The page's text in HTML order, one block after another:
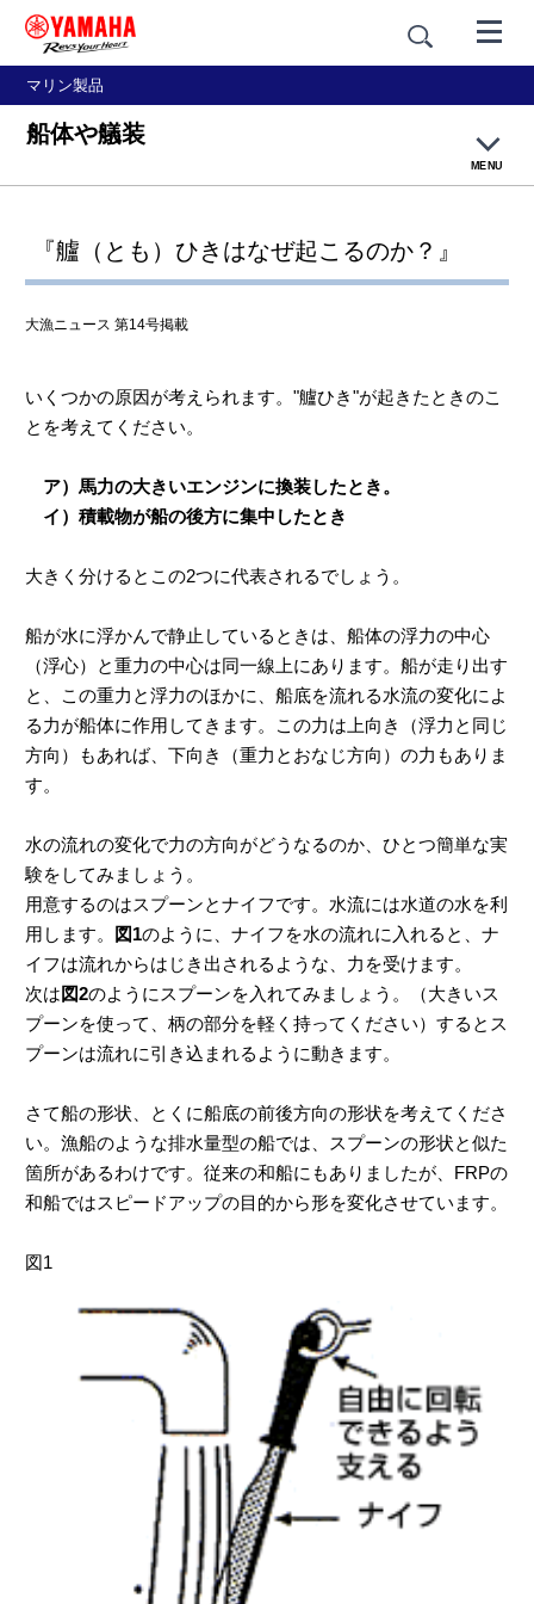
マリン製品
船体や艤装
MENU
釣り漁
養殖
『艫（とも）ひきはなぜ起こるのか？』
大漁ニュース 第14号掲載
いくつかの原因が考えられます。"艫ひき"が起きたときのこ
とを考えてください。
ア）馬力の大きいエンジンに換装したとき。
イ）積載物が船の後方に集中したとき
大きく分けるとこの2つに代表されるでしょう。
船が水に浮かんで静止しているときは、船体の浮力の中心
（浮心）と重力の中心は同一線上にあります。船が走り出す
と、この重力と浮力のほかに、船底を流れる水流の変化によ
る力が船体に作用してきます。この力は上向き（浮力と同じ
方向）もあれば、下向き（重力とおなじ方向）の力もありま
す。
水の流れの変化で力の方向がどうなるのか、ひとつ簡単な実
験をしてみましょう。
用意するのはスプーンとナイフです。水流には水道の水を利
用します。
図1のように、ナイフを水の流れに入れると、ナ
イフは流れからはじき出されるような、力を受けます。
次は 図2のようにスプーンを入れてみましょう。（大きいス
プーンを使って、柄の部分を軽く持ってください）するとス
プーンは流れに引き込まれるように動きます。
さて船の形状、とくに船底の前後方向の形状を考えてくださ
い。漁船のような排水量型の船では、スプーンの形状と似た
箇所があるわけです。従来の和船にもありましたが、FRPの
和船ではスピードアップの目的から形を変化させています。
図1